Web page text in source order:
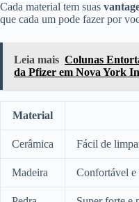
Cada material tem suas
que cada um pode fazer por
Leia mais Colunas
da Pfizer em Nova York
Material
Cerâmica Fácil de
Madeira Confortável e